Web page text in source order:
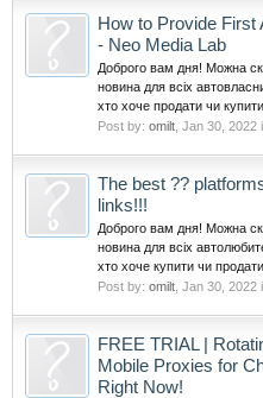
How to Provide First
- Neo Media Lab
Доброго вам дня! Можна
новина для всіх
хто хоче продати чи
Post by: omilt Jan 30, 2022
The best ??
links!!!
Доброго вам дня! Можна
новина для всіх
хто хоче купити чи
Post by: omilt Jan 30, 2022
FREE TRIAL |
Mobile Proxies for
Right Now!